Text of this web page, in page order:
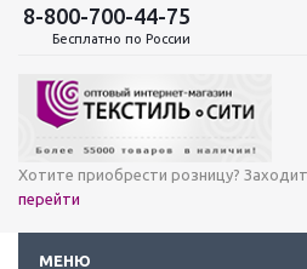
8-800-700-44-75
Бесплатно по России
Хотите приобрести розницу?
перейти
МЕНЮ